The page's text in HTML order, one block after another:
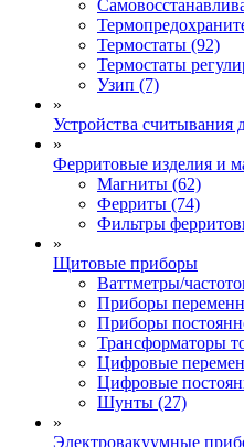
Термостаты (92)
Термостаты
Узип (7)
»
Устройства считывания
»
Ферритовые изделия и
Магниты (62)
Ферриты (74)
Фильтры
»
Щитовые приборы
Ваттметры/
Приборы
Приборы
Трансформаторы
Цифровые
Цифровые
Шунты (27)
»
Электровакуумные